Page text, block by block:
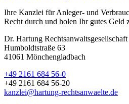
Ihre Kanzlei für Anleger- und
Recht durch und holen Ihr gutes Geld
Dr. Hartung
Humboldtstraße 63
41061 Mönchengladbach
+49 2161 684 56-0
+49 2161 684 56-20
kanzlei@hartung-rechtsanwaelte.de